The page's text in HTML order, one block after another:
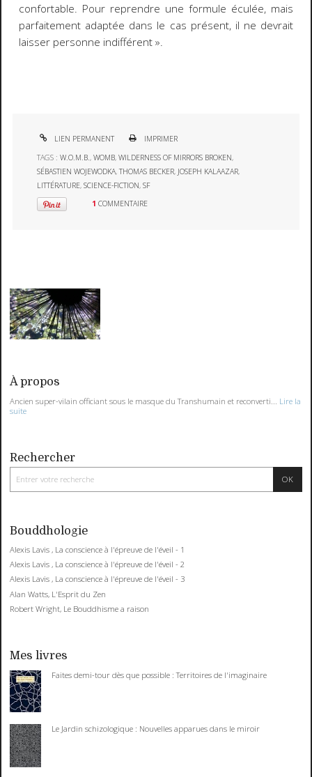
confortable. Pour reprendre une formule éculée, mais
parfaitement adaptée dans le cas présent, il ne devrait
laisser personne indifférent ».
LIEN PERMANENT
IMPRIMER
TAGS :W.O.M.B. ,WOMB,WILDERNESS OF MIRRORS BROKEN,
SÉBASTIEN WOJEWODKA,THOMAS BECKER, JOSEPH KALAAZAR,
LITTÉRATURE,SCIENCE-FICTION,SF
1 COMMENTAIRE
À propos
Ancien super-vilain officiant sous le masque du Transhumain et reconverti...
Lire la
suite
Rechercher
Bouddhologie
Alexis Lavis , La conscience à l'épreuve de l'éveil - 1
Alexis Lavis , La conscience à l'épreuve de l'éveil - 2
Alexis Lavis , La conscience à l'épreuve de l'éveil - 3
Alan Watts, L'Esprit du Zen
Robert Wright, Le Bouddhisme a raison
Mes livres
Faites demi-tour dès que possible : Territoires de l'imaginaire
Le Jardin schizologique : Nouvelles apparues dans le miroir